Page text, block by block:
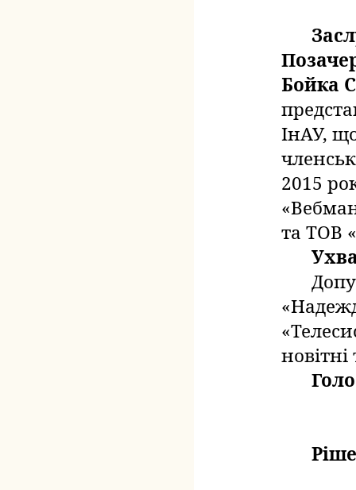
Бойка
ІнАУ,
2015
та ТОВ
новітні